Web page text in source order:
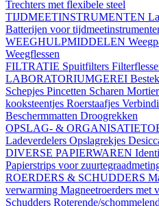
Trechters met flexibele steel
TIJDMEETINSTRUMENTEN
Batterijen voor
WEEGHULPMIDDELEN
Weegflessen
FILTRATIE Spuitfilters
LABORATORIUMGEREI
Schepjes Pincetten Scharen
kooksteentjes Roerstaafjes
Beschermmatten Droogrekken
OPSLAG- &
Ladeverdelers Opslagrekjes
DIVERSE PAPIERWAREN
Papierstrips voor
ROERDERS & SCHUDDERS
verwarming Magneetroerders met
Schudders Roterende/